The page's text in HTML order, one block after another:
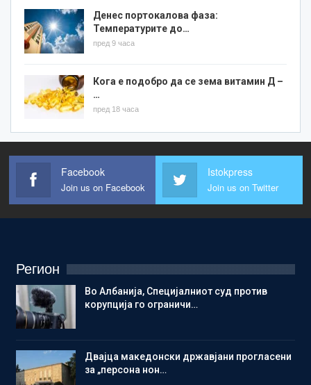
Денес портокалова фаза:
Температурите до…
пред 9 часа
Кога е подобро да се зема витамин Д –
…
пред 18 часа
Facebook
Join us on Facebook
Istokpress
Join us on Twitter
Регион
Во Албанија, Специјалниот суд против
корупција го ограничи…
Двајца македонски државјани прогласени
за „персона нон…